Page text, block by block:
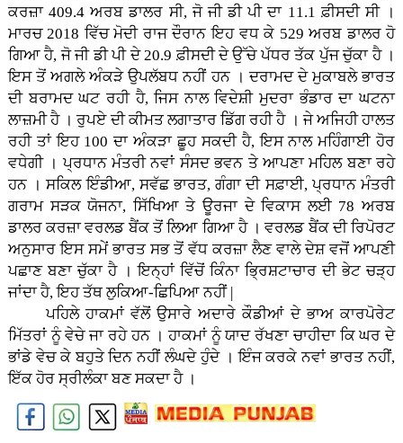
ਕਰਜ਼ਾ 409.4 ਅਰਬ ਡਾਲਰ ਸੀ, ਜੋ ਜੀ ਡੀ ਪੀ ਦਾ 11.1 ਫ਼ੀਸਦੀ ਸੀ ।
ਮਾਰਚ 2018 ਵਿੱਚ ਮੋਦੀ ਰਾਜ ਦੌਰਾਨ ਇਹ ਵਧ ਕੇ 529 ਅਰਬ ਡਾਲਰ ਹੋ
ਗਿਆ ਹੈ, ਜੋ ਜੀ ਡੀ ਪੀ ਦੇ 20.9 ਫ਼ੀਸਦੀ ਦੇ ਉੱਚੇ ਪੱਧਰ ਤੱਕ ਪੁੱਜ ਚੁੱਕਾ ਹੈ ।
ਇਸ ਤੋਂ ਅਗਲੇ ਅੰਕੜੇ ਉਪਲੱਬਧ ਨਹੀਂ ਹਨ । ਦਰਾਮਦ ਦੇ ਮੁਕਾਬਲੇ ਭਾਰਤ
ਦੀ ਬਰਾਮਦ ਘਟ ਰਹੀ ਹੈ, ਜਿਸ ਨਾਲ ਵਿਦੇਸ਼ੀ ਮੁਦਰਾ ਭੰਡਾਰ ਦਾ ਘਟਨਾ
ਲਾਜ਼ਮੀ ਹੈ । ਰੁਪਏ ਦੀ ਕੀਮਤ ਲਗਾਤਾਰ ਡਿੱਗ ਰਹੀ ਹੈ । ਜੇ ਅਜਿਹੀ ਹਾਲਤ
ਰਹੀ ਤਾਂ ਇਹ 100 ਦਾ ਅੰਕੜਾ ਛੂਹ ਸਕਦੀ ਹੈ, ਇਸ ਨਾਲ ਮਹਿੰਗਾਈ ਹੋਰ
ਵਧੇਗੀ । ਪ੍ਰਧਾਨ ਮੰਤਰੀ ਨਵਾਂ ਸੰਸਦ ਭਵਨ ਤੇ ਆਪਣਾ ਮਹਿਲ ਬਣਾ ਰਹੇ
ਹਨ । ਸਕਿਲ ਇੰਡੀਆ, ਸਵੱਛ ਭਾਰਤ, ਗੰਗਾ ਦੀ ਸਫ਼ਾਈ, ਪ੍ਰਧਾਨ ਮੰਤਰੀ
ਗਰਾਮ ਸੜਕ ਯੋਜਨਾ, ਸਿੱਖਿਆ ਤੇ ਊਰਜਾ ਦੇ ਵਿਕਾਸ ਲਈ 78 ਅਰਬ
ਡਾਲਰ ਕਰਜ਼ਾ ਵਰਲਡ ਬੈਂਕ ਤੋਂ ਲਿਆ ਗਿਆ ਹੈ । ਵਰਲਡ ਬੈਂਕ ਦੀ ਰਿਪੋਰਟ
ਅਨੁਸਾਰ ਇਸ ਸਮੇਂ ਭਾਰਤ ਸਭ ਤੋਂ ਵੱਧ ਕਰਜ਼ਾ ਲੈਣ ਵਾਲੇ ਦੇਸ਼ ਵਜੋਂ ਆਪਣੀ
ਪਛਾਣ ਬਣਾ ਚੁੱਕਾ ਹੈ । ਇਨ੍ਹਾਂ ਵਿੱਚੋਂ ਕਿੰਨਾ ਭ੍ਰਿਸ਼ਟਾਚਾਰ ਦੀ ਭੇਟ ਚੜ੍ਹ
ਜਾਂਦਾ ਹੈ, ਇਹ ਤੱਥ ਲੁਕਿਆ-ਛਿਪਿਆ ਨਹੀਂ |
ਪਹਿਲੇ ਹਾਕਮਾਂ ਵੱਲੋਂ ਉਸਾਰੇ ਅਦਾਰੇ ਕੌਡੀਆਂ ਦੇ ਭਾਅ ਕਾਰਪੋਰੇਟ
ਮਿੱਤਰਾਂ ਨੂੰ ਵੇਚੇ ਜਾ ਰਹੇ ਹਨ । ਹਾਕਮਾਂ ਨੂੰ ਯਾਦ ਰੱਖਣਾ ਚਾਹੀਦਾ ਕਿ ਘਰ ਦੇ
ਭਾਂਡੇ ਵੇਚ ਕੇ ਬਹੁਤੇ ਦਿਨ ਨਹੀਂ ਲੰਘਦੇ ਹੁੰਦੇ । ਇੰਜ ਕਰਕੇ ਨਵਾਂ ਭਾਰਤ ਨਹੀਂ,
ਇੱਕ ਹੋਰ ਸ੍ਰੀਲੰਕਾ ਬਣ ਸਕਦਾ ਹੈ ।